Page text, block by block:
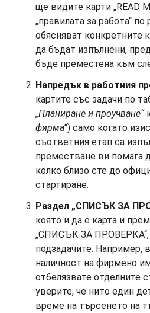
ще видите карти „READ
„правилата за работа“
обясняват конкретните
да бъдат изпълнени,
бъде преместена към
Напредък в работния
картите със задачи по
„Планиране и проучване“
фирма“) само когато
съответния етап са
преместване ви помага
колко близо сте до
стартиране.
Раздел „СПИСЪК ЗА
която и да е карта и
„СПИСЪК ЗА ПРОВЕРКА“,
подзадачите. Например,
наличност на фирмено
отбелязвате отделните
уверите, че нито един
време на търсенето на